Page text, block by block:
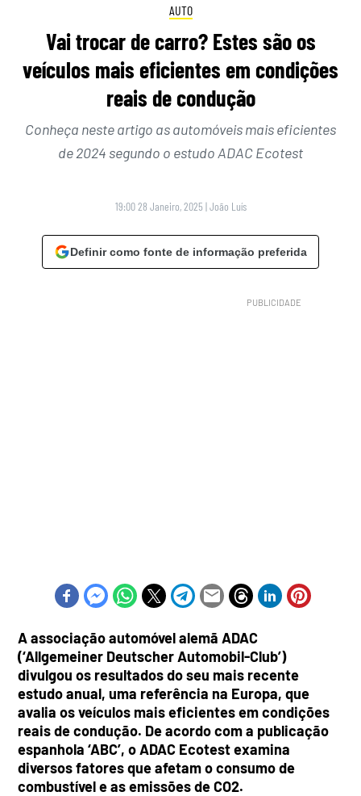
AUTO
Vai trocar de carro? Estes são os
veículos mais eficientes em condições
reais de condução
Conheça neste artigo as automóveis mais eficientes
de 2024 segundo o estudo ADAC Ecotest
19:00 28 Janeiro, 2025 |João Luís
Definir como fonte de informação preferida
A associação automóvel alemã ADAC
(‘Allgemeiner Deutscher Automobil-Club’)
divulgou os resultados do seu mais recente
estudo anual, uma referência na Europa, que
avalia os veículos mais eficientes em condições
reais de condução. De acordo com a publicação
espanhola ‘ABC’, o ADAC Ecotest examina
diversos fatores que afetam o consumo de
combustível e as emissões de CO2.